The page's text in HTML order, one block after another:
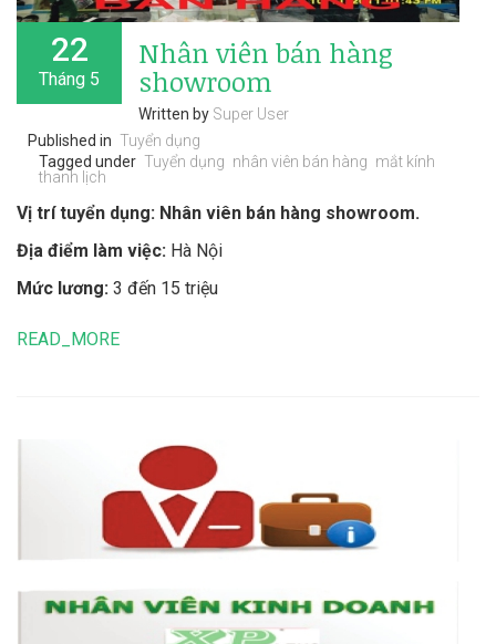
22
Tháng 5
Nhân viên bán hàng
showroom
Written by Super User
Published in Tuyển dụng
Tagged under Tuyển dụng nhân viên bán hàng mắt kính
thanh lịch
Vị trí tuyển dụng: Nhân viên bán hàng showroom.
Địa điểm làm việc: Hà Nội
Mức lương: 3 đến 15 triệu
READ_MORE